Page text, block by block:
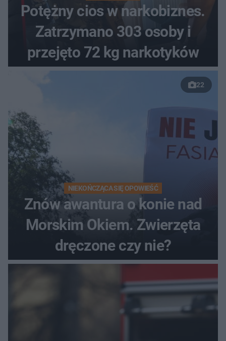
Potężny cios w narkobiznes.
Zatrzymano 303 osoby i
przejęto 72 kg narkotyków
22
NIEKOŃCZĄCA SIĘ OPOWIEŚĆ
Znów awantura o konie nad
Morskim Okiem. Zwierzęta
dręczone czy nie?